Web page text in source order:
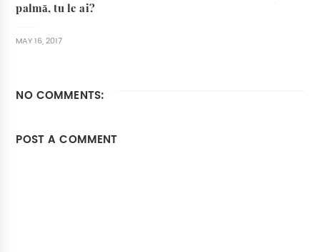
palmă, tu le ai?
MAY 16, 2017
NO COMMENTS:
POST A COMMENT